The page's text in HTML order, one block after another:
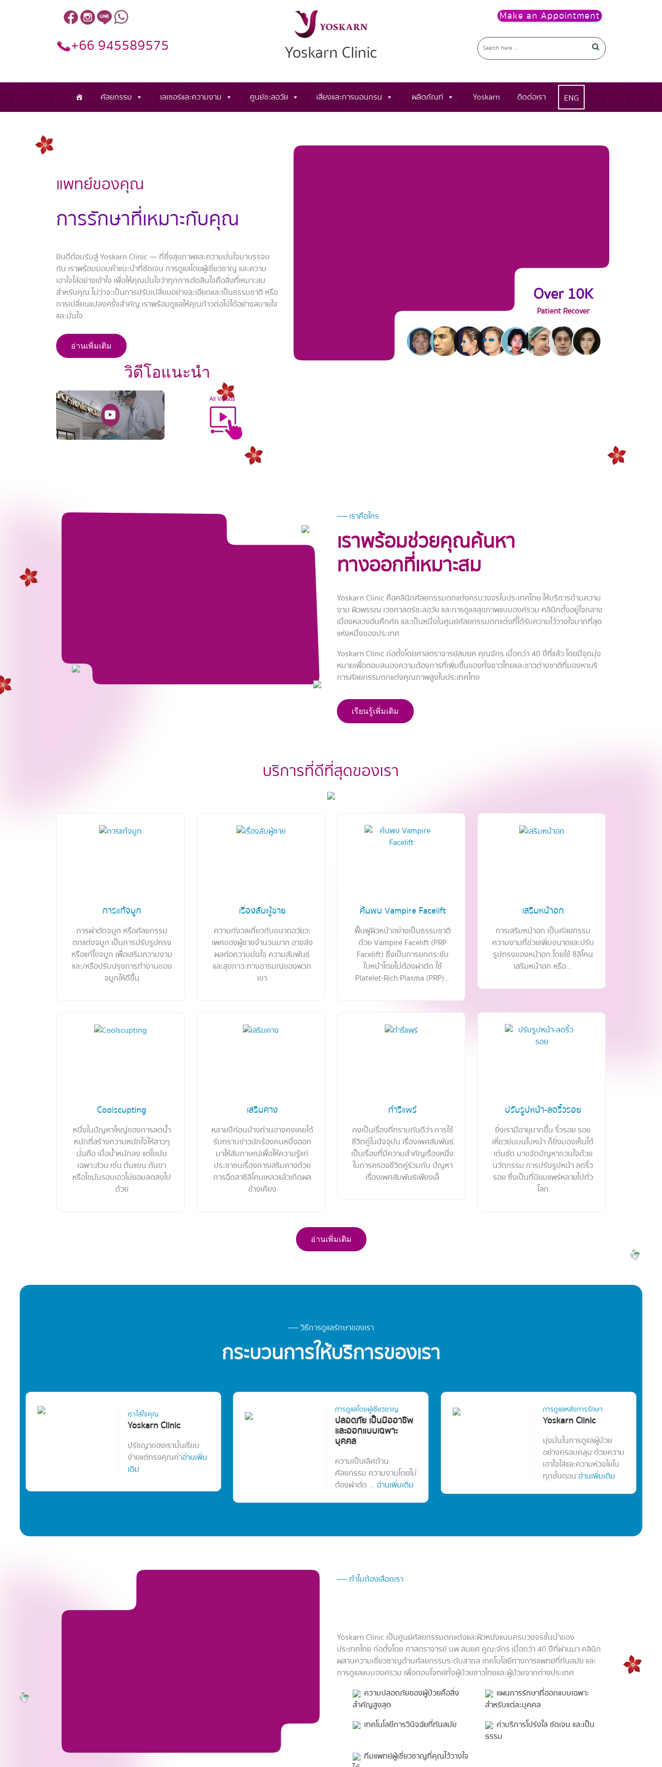
+66 945589575 Yoskarn Clinic
Make an Appointment
ศัลยกรรม เลเซอร์และความงาม ศูนย์ชะลอวัย เสียงและการนอนกรน ผลิตภัณท์ Yoskarn ติดต่อเรา ENG
แพทย์ของคุณ
การรักษาที่เหมาะกับคุณ
ยินดีต้อนรับสู่ Yoskarn Clinic — ที่ซึ่งสุขภาพและความมั่นใจมาบรรจบ
กัน เราพร้อมมอบคำแนะนำที่ชัดเจน การดูแลโดยผู้เชี่ยวชาญ และความ
เอาใจใส่อย่างเข้าใจ เพื่อให้คุณมั่นใจว่าทุกการตัดสินใจคือสิ่งที่เหมาะสม
สำหรับคุณ ไม่ว่าจะเป็นการปรับเปลี่ยนอย่างละเอียดและเป็นธรรมชาติ หรือ
การเปลี่ยนแปลงครั้งสำคัญ เราพร้อมดูแลให้คุณก้าวต่อไปได้อย่างสบายใจ
และมั่นใจ
อ่านเพิ่มเติม
วิดีโอแนะนำ
Over 10K
Patient Recover
เราคือใคร
เราพร้อมช่วยคุณค้นหา
ทางออกที่เหมาะสม
Yoskarn Clinic คือคลินิกศัลยกรรมตกแต่งครบวงจรในประเทศไทย ให้บริการด้านความ
งาม ผิวพรรณ เวชศาสตร์ชะลอวัย และการดูแลสุขภาพแบบองค์รวม คลินิกตั้งอยู่ใจกลาง
เมืองหลวงอันคึกคัก และเป็นหนึ่งในศูนย์ศัลยกรรมตกแต่งที่ได้รับความไว้วางใจมากที่สุด
แห่งหนึ่งของประเทศ
Yoskarn Clinic ก่อตั้งโดยศาสตราจารย์สมยศ คุณจักร เมื่อกว่า 40 ปีที่แล้ว โดยมีจุดมุ่ง
หมายเพื่อตอบสนองความต้องการที่เพิ่มขึ้นของทั้งชาวไทยและชาวต่างชาติที่มองหาบริ
การศัลยกรรมตกแต่งคุณภาพสูงในประเทศไทย
เรียนรู้เพิ่มเติม
บริการที่ดีที่สุดของเรา
การแก้จมูก
การผ่าตัดจมูก หรือศัลยกรรม
ตกแต่งจมูก เป็นการปรับรูปทรง
หรือแก้ไขจมูก เพื่อเสริมความงาม
และ/หรือปรับปรุงการทำงานของ
จมูกให้ดีขื้น
เรื่องลับผู้ชาย
ความกังวลเกี่ยวกับขนาดอวัยวะ
เพศของผู้ชายจำนวนมาก อาจส่ง
ผลต่อความมั่นใจ ความสัมพันธ์
และสุขภาวะทางอารมณ์ของพวก
เขา
ค้นพบ Vampire Facelift
ฟื้นฟูผิวหน้าอย่างเป็นธรรมชาติ
ด้วย Vampire Facelift (PRP
Facelift) ซึ่งเป็นการยกกระชับ
ใบหน้าโดยไม่ต้องผ่าตัด ใช้
Platelet-Rich Plasma (PRP)...
เสริมหน้าอก
การเสริมหน้าอก เป็นศัลยกรรม
ความงามที่ช่วยเพิ่มขนาดและปรับ
รูปทรงของหน้าอก โดยใช้ ซิลิโคน
เสริมหน้าอก หรือ...
Coolscupting
หนึ่งในปัญหาใหญ่ของการลดน้ำ
หนักที่สร้างความหนักใจให้สาวๆ
นั่นคือ เมื่อน้ำหนักลง แต่ไขมัน
เฉพาะส่วน เช่น ต้นแขน ต้นขา
หรือไขมันรอบเอวไม่ยอมลดลงไป
ด้วย
เสริมคาง
หลายปีก่อนบ้างท่านอาจคงเคยได้
รับทราบข่าวนักร้องคนหนึ่งออก
มาให้สัมภาษณ์เพื่อให้ความรู้แก่
ประชาชนเรื่องการเสริมคางด้วย
การฉีดสาซิลิโคนเหลวแล้วเกิดผล
ข้างเคียง
ทำรีแพร์
คงเป็นเรื่องที่ทราบกันดีว่า การใช้
ชีวิตคู่ในปัจจุบัน เรื่องเพศสัมพันธ์
เป็นเรื่องที่มีความสำคัญเรื่องหนึ่ง
ในการครองชีวิตคู่ร่วมกัน ปัญหา
เรื่องเพศสัมพันธ์เพียงเล็
ปรับรูปหน้า-ลดริ้วรอย
ยิ่งเรามีอายุมากขึ้น ริ้วรอย รอย
เหี่ยวย่นบนใบหน้า ก็ยิ่งมองเห็นได้
เด่นชัด มาขจัดปัญหากวนใจด้วย
นวัตกรรม การปรับรูปหน้า ลดริ้ว
รอย ซึ่งเป็นที่นิยมแพร่หลายไปทั่ว
โลก
อ่านเพิ่มเติม
วิธีการดูแลรักษาของเรา
กระบวนการให้บริการของเรา
เราใส่ใจคุณ
Yoskarn Clinic
ปรัชญาของเรานั้นเรียบ
ง่ายแต่ทรงคุณค่าอ่านเพิ่ม
เติม
การดูแลโดยผู้เชี่ยวชาญ
ปลอดภัย เป็นมืออาชีพ
และออกแบบเฉพาะ
บุคคล
ความเป็นเลิศด้าน
ศัลยกรรม ความงามโดยไม่
ต้องผ่าตัด ...อ่านเพิ่มเติม
การดูแลหลังการรักษา
Yoskarn Clinic
มุ่งมั่นในการดูแลผู้ป่วย
อย่างครอบคลุม ด้วยความ
เอาใจใส่และความห่วงใยใน
ทุกขั้นตอนอ่านเพิ่มเติม
ทำไมต้องเลือกเรา
Yoskarn Clinic เป็นศูนย์ศัลยกรรมตกแต่งและผิวหนังแบบครบวงจรชั้นนำของ
ประเทศไทย ก่อตั้งโดย ศาสตราจารย์ นพ.สมยศ คูณะจักร เมื่อกว่า 40 ปีที่ผ่านมา คลินิก
ผสานความเชี่ยวชาญด้านศัลยกรรมระดับสากล เทคโนโลยีทางการแพทย์ที่ทันสมัย และ
การดูแลแบบองค์รวม เพื่อตอบโจทย์ทั้งผู้ป่วยชาวไทยและผู้ป่วยจากต่างประเทศ
ความปลอดภัยของผู้ป่วยคือสิ่ง
สำคัญสูงสุด
แผนการรักษาที่ออกแบบเฉพาะ
สำหรับแต่ละบุคคล
เทคโนโลยีการวินิจฉัยที่ทันสมัย
ค่าบริการโปร่งใส ชัดเจน และเป็น
ธรรม
ทีมแพทย์ผู้เชี่ยวชาญที่คุณไว้วางใจ